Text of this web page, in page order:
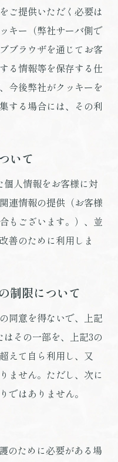
ご提供いただく必要は
キー（弊社サーバ側で
ブラウザを通じてお客
る情報等を保存する仕
今後弊社がクッキーを
する場合には、その利
いて
人情報をお客様に対
連情報の提供（お客様
もございます。）、並
善のために利用しま
制限について
同意を得ないで、上記
その一部を、上記3の
えて自ら利用し、又
ません。ただし、次に
ではありません。
のために必要がある場